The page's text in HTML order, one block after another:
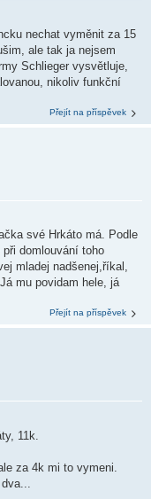
nechat vyměnit za 15
ale tak ja nejsem
Schlieger vysvětluje,
nikoliv funkční
Přejít na příspěvek
své Hrkáto má. Podle
domlouvání toho
mladej nadšenej,říkal,
mu povidam hele, já
Přejít na příspěvek
11k.
za 4k mi to vymeni.